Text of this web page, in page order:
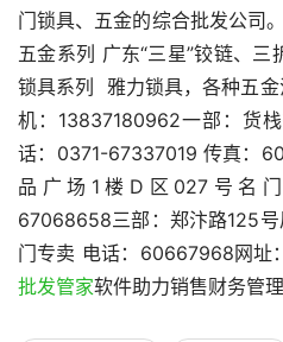
门锁具、五金的综合批发公司
五金系列 广东“三星”铰链、三
锁具系列  雅力锁具，各种五
机：13837180962一部：货
话：0371-67337019 传真：
品广场1楼D区027号名
67068658三部：郑汴路125
门专卖 电话：60667968网址
批发管家软件助力销售财务管